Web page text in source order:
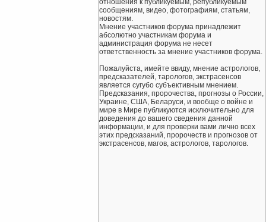
отношения к публикуемым, републикуемым
сообщениям, видео, фотографиям, статьям,
новостям.
Мнение участников форума принадлежит
абсолютно участникам форума и
администрация форума не несет
ответственность за мнение участников форума.
Пожалуйста, имейте ввиду, мнение астрологов,
предсказателей, тарологов, экстрасенсов
является сугубо субъективным мнением.
Предсказания, пророчества, прогнозы о России,
Украине, США, Беларуси, и вообще о войне и
мире в Мире публикуются исключительно для
доведения до вашего сведения данной
информации, и для проверки вами лично всех
этих предсказаний, пророчеств и прогнозов от
экстрасенсов, магов, астрологов, тарологов.